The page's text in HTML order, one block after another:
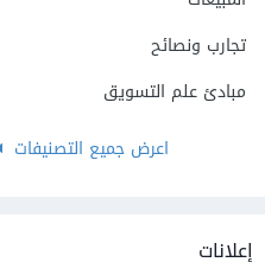
تجارب ونصائح
مبادئ علم التسويق
اعرض جميع التصنيفات
إعلانات